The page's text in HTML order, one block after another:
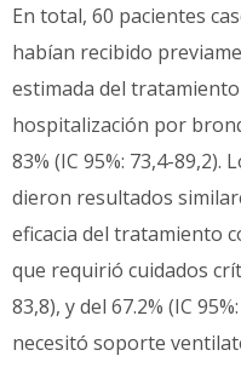
En total, 60 pacientes
habían recibido
estimada del
hospitalización por
83% (IC 95%: 73,4-89,2).
dieron resultados
eficacia del tratamiento
que requirió cuidados
83,8), y del 67.2% (IC
necesitó soporte